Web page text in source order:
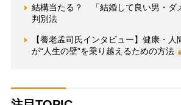
結構当たる？ 「結婚して良い男・ダ
判別法
【養老孟司氏インタビュー】健康・人
が“人生の壁”を乗り越えるための方法